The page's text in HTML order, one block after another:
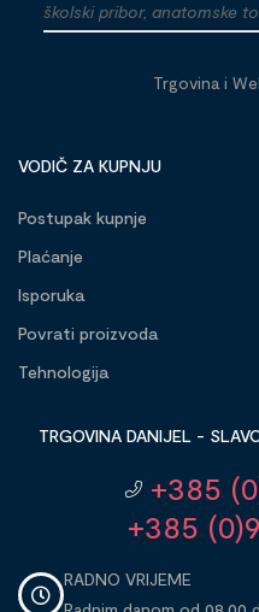
školski pribor, anatomske
Trgovina i
VODIČ ZA KUPNJU
Postupak kupnje
Plaćanje
Isporuka
Povrati proizvoda
Tehnologija
TRGOVINA DANIJEL -
+385
+385
RADNO VRIJEME